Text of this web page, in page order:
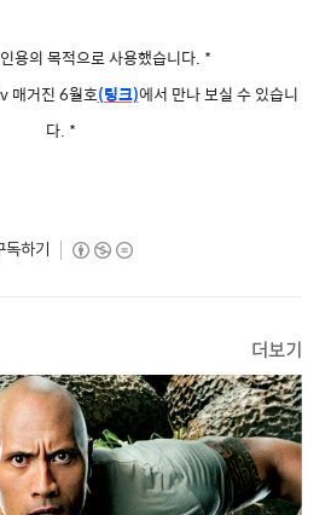
용의 목적으로 사용했습니다. *
매거진 6월호(링크)에서 만나 보실 수 있습니
다. *
독하기
더보기